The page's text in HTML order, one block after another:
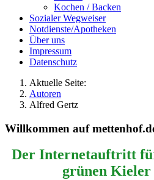
Kochen / Backen
Sozialer Wegweiser
Notdienste/Apotheken
Über uns
Impressum
Datenschutz
Aktuelle Seite:
Autoren
Alfred Gertz
Willkommen auf
Der Internetauftritt
grünen Kieler